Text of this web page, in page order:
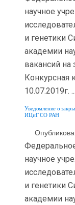
научное
и генетики
академии
вакансий
Конкурсная
10.07.2019г. ...
Уведомление о
ИЦиГ СО РАН
научное
и генетики
академии